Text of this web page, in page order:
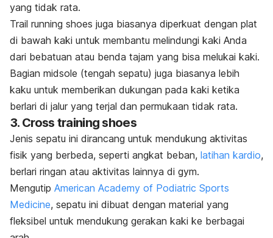
yang tidak rata.
Trail running shoes juga biasanya diperkuat dengan plat
di bawah kaki untuk membantu melindungi kaki Anda
dari bebatuan atau benda tajam yang bisa melukai kaki.
Bagian midsole (tengah sepatu) juga biasanya lebih
kaku untuk memberikan dukungan pada kaki ketika
berlari di jalur yang terjal dan permukaan tidak rata.
3. Cross training shoes
Jenis sepatu ini dirancang untuk mendukung aktivitas
fisik yang berbeda, seperti angkat beban, latihan kardio,
berlari ringan atau aktivitas lainnya di gym.
Mengutip American Academy of Podiatric Sports
Medicine, sepatu ini dibuat dengan material yang
fleksibel untuk mendukung gerakan kaki ke berbagai